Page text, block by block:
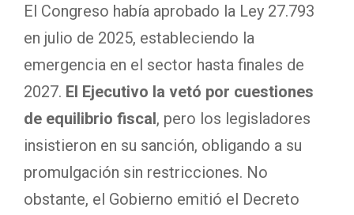
El Congreso había aprobado la Ley 27.793
en julio de 2025, estableciendo la
emergencia en el sector hasta finales de
2027. El Ejecutivo la vetó por cuestiones
de equilibrio fiscal, pero los legisladores
insistieron en su sanción, obligando a su
promulgación sin restricciones. No
obstante, el Gobierno emitió el Decreto